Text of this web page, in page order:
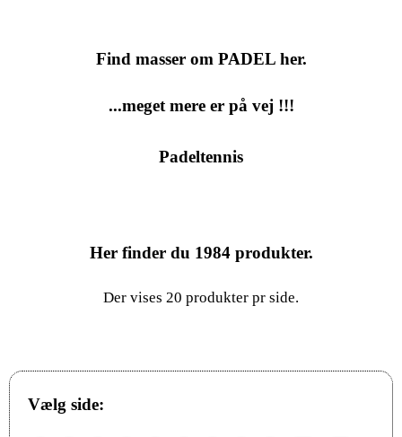
Find masser om PADEL her.
...meget mere er på vej !!!
Padeltennis
Her finder du 1984produkter.
Der vises 20 produkter pr side.
Vælg side: